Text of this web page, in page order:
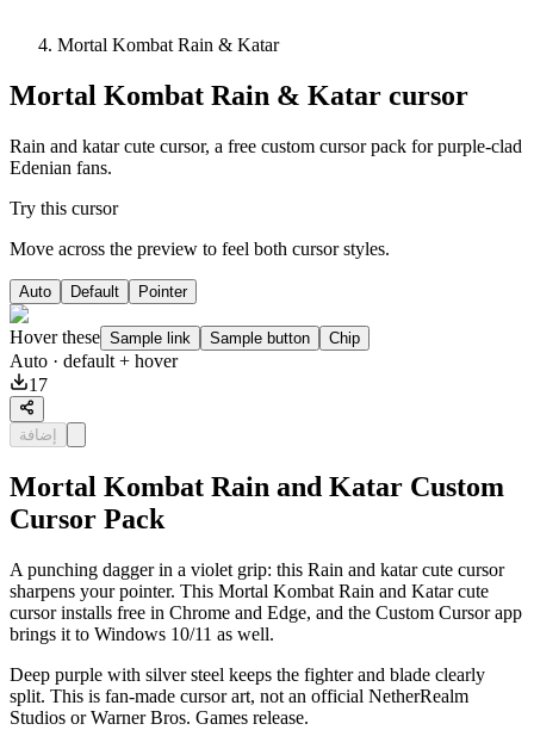
Mortal Kombat Rain & Katar
Mortal Kombat Rain & Katar cursor
Rain and katar cute cursor, a free custom cursor pack for purple-clad
Edenian fans.
Try this cursor
Move across the preview to feel both cursor styles.
Auto Default Pointer
Hover these Sample link Sample button Chip
Auto · default + hover
17
إضافة
Mortal Kombat Rain and Katar Custom
Cursor Pack
A punching dagger in a violet grip: this Rain and katar cute cursor
sharpens your pointer. This Mortal Kombat Rain and Katar cute
cursor installs free in Chrome and Edge, and the Custom Cursor app
brings it to Windows 10/11 as well.
Deep purple with silver steel keeps the fighter and blade clearly
split. This is fan-made cursor art, not an official NetherRealm
Studios or Warner Bros. Games release.